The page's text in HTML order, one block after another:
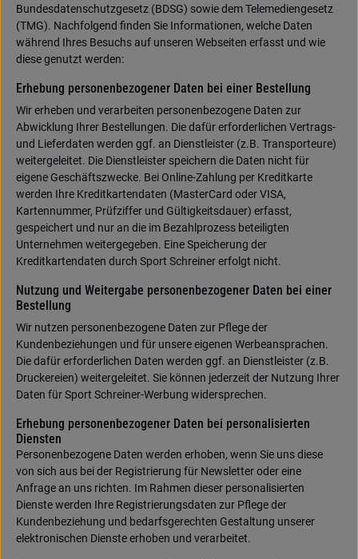
Bundesdatenschutzgesetz (BDSG) sowie dem Telemediengesetz
(TMG). Nachfolgend finden Sie Informationen, welche Daten
während Ihres Besuchs auf unseren Webseiten erfasst und wie
diese genutzt werden:
Erhebung personenbezogener Daten bei einer Bestellung
Wir erheben und verarbeiten personenbezogene Daten zur
Abwicklung Ihrer Bestellungen. Die dafür erforderlichen Vertrags-
und Lieferdaten werden ggf. an Dienstleister (z.B. Transporteure)
weitergeleitet. Die Dienstleister speichern die Daten nicht für
eigene Geschäftszwecke. Bei Online-Zahlung per Kreditkarte
werden Ihre Kreditkartendaten (MasterCard oder VISA,
Kartennummer, Prüfziffer und Gültigkeitsdauer) erfasst,
gespeichert und nur an die im Bezahlprozess beteiligten
Unternehmen weitergegeben. Eine Speicherung der
Kreditkartendaten durch Sport Schreiner erfolgt nicht.
Nutzung und Weitergabe personenbezogener Daten bei einer
Bestellung
Wir nutzen personenbezogene Daten zur Pflege der
Kundenbeziehungen und für unsere eigenen Werbeansprachen.
Die dafür erforderlichen Daten werden ggf. an Dienstleister (z.B.
Druckereien) weitergeleitet. Sie können jederzeit der Nutzung Ihrer
Daten für Sport Schreiner-Werbung widersprechen.
Erhebung personenbezogener Daten bei personalisierten
Diensten
Personenbezogene Daten werden erhoben, wenn Sie uns diese
von sich aus bei der Registrierung für Newsletter oder eine
Anfrage an uns richten. Im Rahmen dieser personalisierten
Dienste werden Ihre Registrierungsdaten zur Pflege der
Kundenbeziehung und bedarfsgerechten Gestaltung unserer
elektronischen Dienste erhoben und verarbeitet.